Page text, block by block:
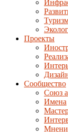
Проекты
Сообщество
Союз
Имена